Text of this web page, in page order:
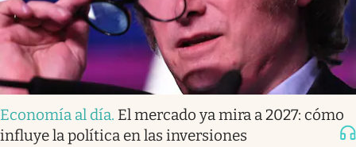
Economía al día. El mercado ya mira a 2027: cómo
influye la política en las inversiones